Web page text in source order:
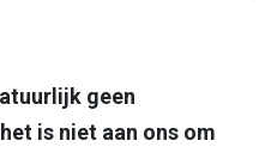
link
geen
is niet aan ons om